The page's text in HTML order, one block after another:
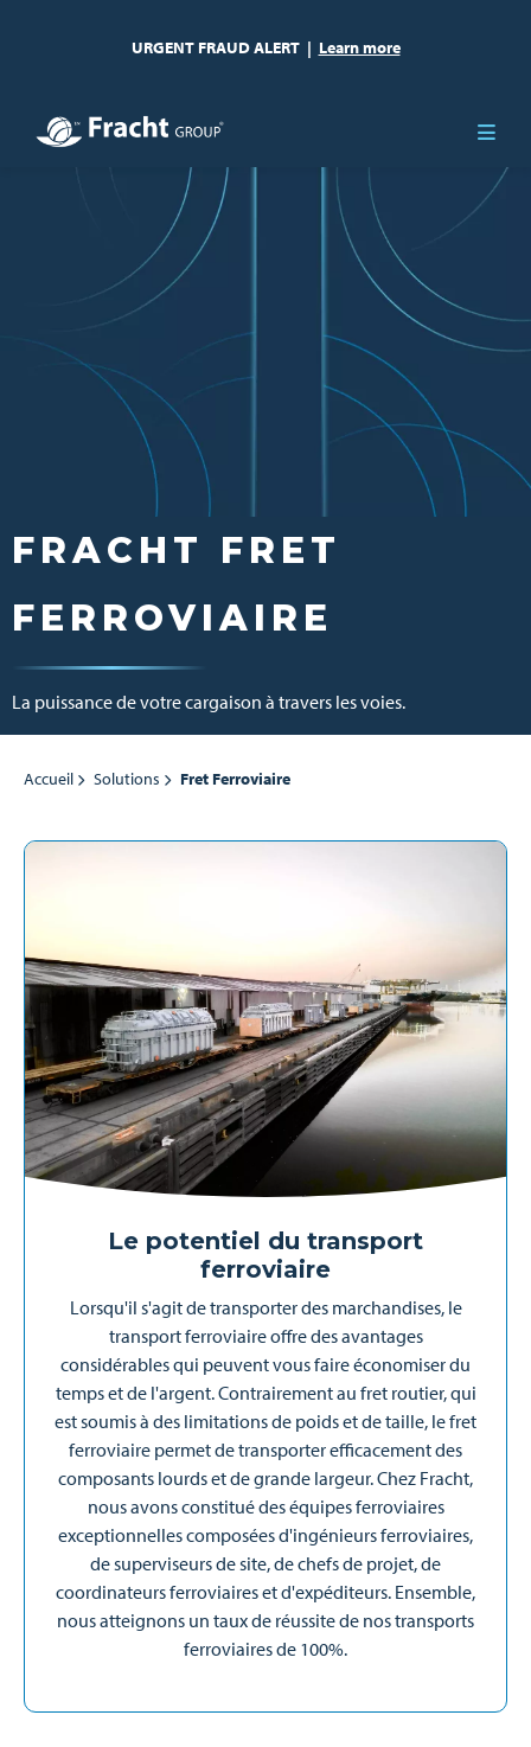
URGENT FRAUD ALERT | Learn more
FRACHT FRET
FERROVIAIRE
La puissance de votre cargaison à travers les voies.
Accueil Solutions Fret Ferroviaire
Le potentiel du transport
ferroviaire
Lorsqu'il s'agit de transporter des marchandises, le
transport ferroviaire offre des avantages
considérables qui peuvent vous faire économiser du
temps et de l'argent. Contrairement au fret routier, qui
est soumis à des limitations de poids et de taille, le fret
ferroviaire permet de transporter efficacement des
composants lourds et de grande largeur. Chez Fracht,
nous avons constitué des équipes ferroviaires
exceptionnelles composées d'ingénieurs ferroviaires,
de superviseurs de site, de chefs de projet, de
coordinateurs ferroviaires et d'expéditeurs. Ensemble,
nous atteignons un taux de réussite de nos transports
ferroviaires de 100%.